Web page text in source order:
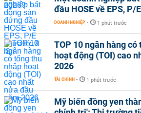
đầu HOSE về EPS, P/
DOANH NGHIỆP - 1 phút trước
TOP 10 ngân hàng có
hoạt động (TOI) cao
2026
TÀI CHÍNH - 1 phút trước
Mỹ biến đồng yen